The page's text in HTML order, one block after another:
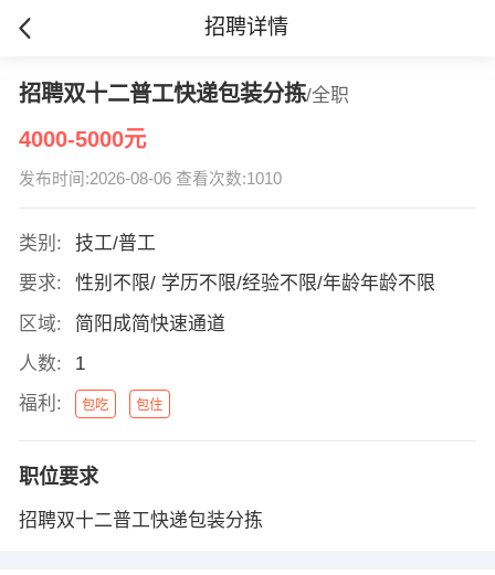
招聘详情
招聘双十二普工快递包装分拣/全职
4000-5000元
发布时间:2026-08-06 查看次数:1010
类别:
技工/普工
要求:
性别不限/ 学历不限/经验不限/年龄年龄不限
区域:
简阳成简快速通道
人数:
1
福利:
包吃 包住
职位要求
招聘双十二普工快递包装分拣